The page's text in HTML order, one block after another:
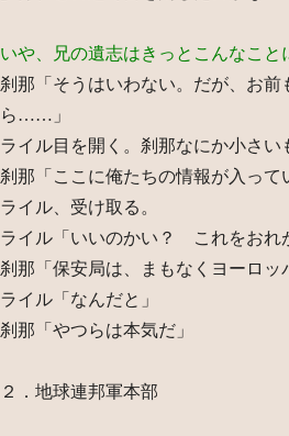
いや、兄の遺志はきっとこんなこと
刹那「そうはいわない。だが、お
ら……」
ライル目を開く。刹那なにか小さい
刹那「ここに俺たちの情報が入って
ライル、受け取る。
ライル「いいのかい？ これをおれ
刹那「保安局は、まもなくヨーロッ
ライル「なんだと」
刹那「やつらは本気だ」
２．地球連邦軍本部